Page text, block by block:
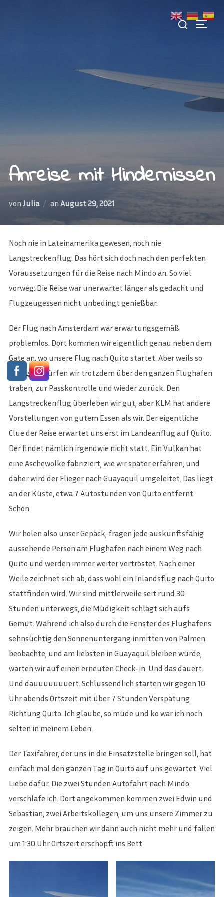
Suchen
nach:
Anreise mit Hindernissen
von Julia an Veröffentlicht
August 29, 2021
Noch nie in Lateinamerika gewesen, noch nie
Langstreckenflug. Das hört sich doch nach den perfekten
Voraussetzungen für die Reise nach Mindo an. So viel
vorweg: Die Reise war unerwartet länger als gedacht und
Flugzeugessen nicht unbedingt genießbar.
Der Flug nach Amsterdam war erwartungsgemäß
problemlos. Dort kommen wir eigentlich genau neben dem
Gate an, wo unsere Flug nach Quito startet. Aber weils so
lustig ist, dürfen wir trotzdem über den ganzen Flughafen
traben, zur Passkontrolle und wieder zurück. Den
Langstreckenflug überleben wir gut, aber KLM hat andere
Vorstellungen von gutem Essen als wir. Der eigentliche
Clue der Reise erwartet uns erst im Landeanflug auf Quito.
Der findet nämlich irgendwie nicht statt. Ein Vulkan hat
eine Aschewolke fabriziert, wie wir später erfahren, und
daher wird der Flieger nach Guayaquil umgeleitet. Das liegt
an der Küste, etwa 7 Autostunden von Quito entfernt.
Schön.
Wir holen also unser Gepäck, fragen jede auskunftsfähig
aussehende Person am Flughafen nach einem Weg nach
Quito und werden immer weiter vertröstet. Nach einer
Weile zeichnet sich ab, dass wohl ein Inlandsflug nach Quito
stattfinden wird. Wir sind mittlerweile seit rund 30
Stunden unterwegs, die Müdigkeit schlägt sich aufs
Gemüt. Während ich also durch die Fenster des Flughafens
sehnsüchtig den Sonnenuntergang inmitten von Palmen
beobachte, und am liebsten in Guayaquil bleiben würde,
warten wir auf einen erneuten Check-in. Und das dauert.
Und dauuuuuuuert. Schlussendlich starten wir gegen 10
Uhr abends Ortszeit mit über 7 Stunden Verspätung
Richtung Quito. Ich glaube, so müde und ko war ich noch
selten in meinem Leben.
Der Taxifahrer, der uns in die Einsatzstelle bringen soll, hat
einfach mal den ganzen Tag in Quito auf uns gewartet. Viel
Liebe dafür. Die zwei Stunden Autofahrt nach Mindo
verschlafe ich. Dort angekommen kommen zwei Edwin und
Sebastian, zwei Arbeitskollegen, um uns unsere Zimmer zu
zeigen. Mehr brauchen wir dann auch nicht mehr und fallen
um 1:30 Uhr Ortszeit erschöpft ins Bett.